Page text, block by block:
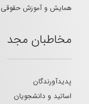
همایش و آموزش حقوقی
مخاطبان مجد
پدیدآورندگان
اساتید و دانشجویان